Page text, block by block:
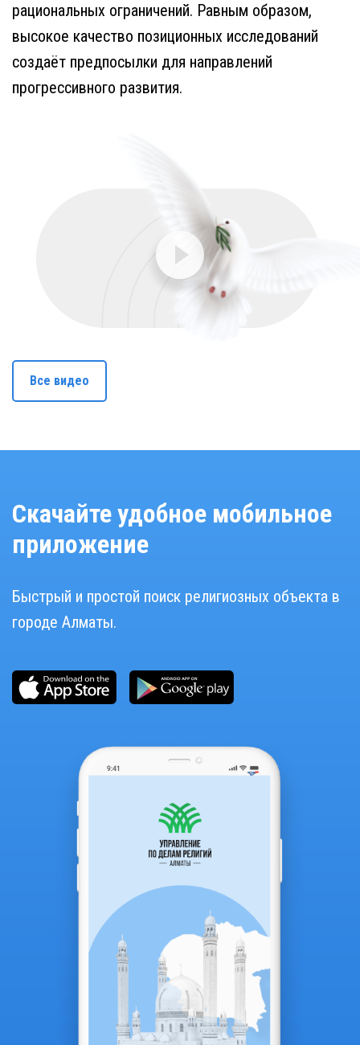
рациональных ограничений. Равным образом,
высокое качество позиционных исследований
создаёт предпосылки для направлений
прогрессивного развития.
Все видео
Скачайте удобное мобильное
приложение
Быстрый и простой поиск религиозных объекта в
городе Алматы.